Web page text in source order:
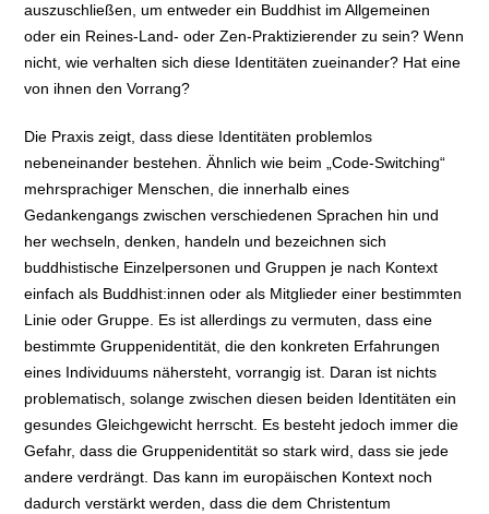
auszuschließen, um entweder ein Buddhist im Allgemeinen
oder ein Reines-Land- oder Zen-Praktizierender zu sein? Wenn
nicht, wie verhalten sich diese Identitäten zueinander? Hat eine
von ihnen den Vorrang?
Die Praxis zeigt, dass diese Identitäten problemlos
nebeneinander bestehen. Ähnlich wie beim „Code-Switching“
mehrsprachiger Menschen, die innerhalb eines
Gedankengangs zwischen verschiedenen Sprachen hin und
her wechseln, denken, handeln und bezeichnen sich
buddhistische Einzelpersonen und Gruppen je nach Kontext
einfach als Buddhist:innen oder als Mitglieder einer bestimmten
Linie oder Gruppe. Es ist allerdings zu vermuten, dass eine
bestimmte Gruppenidentität, die den konkreten Erfahrungen
eines Individuums nähersteht, vorrangig ist. Daran ist nichts
problematisch, solange zwischen diesen beiden Identitäten ein
gesundes Gleichgewicht herrscht. Es besteht jedoch immer die
Gefahr, dass die Gruppenidentität so stark wird, dass sie jede
andere verdrängt. Das kann im europäischen Kontext noch
dadurch verstärkt werden, dass die dem Christentum